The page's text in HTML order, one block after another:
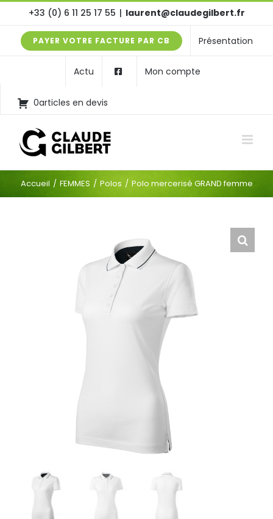
contenu
+33 (0) 6 11 25 17 55 | laurent@claudegilbert.fr
PAYER VOTRE FACTURE PAR CB Présentation
Actu
0articles en devis
Mon compte
Accueil FEMMES Polos Polo mercerisé GRAND femme